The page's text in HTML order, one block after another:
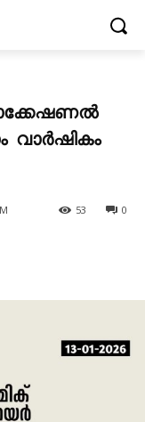
വാർഷികം
0
53